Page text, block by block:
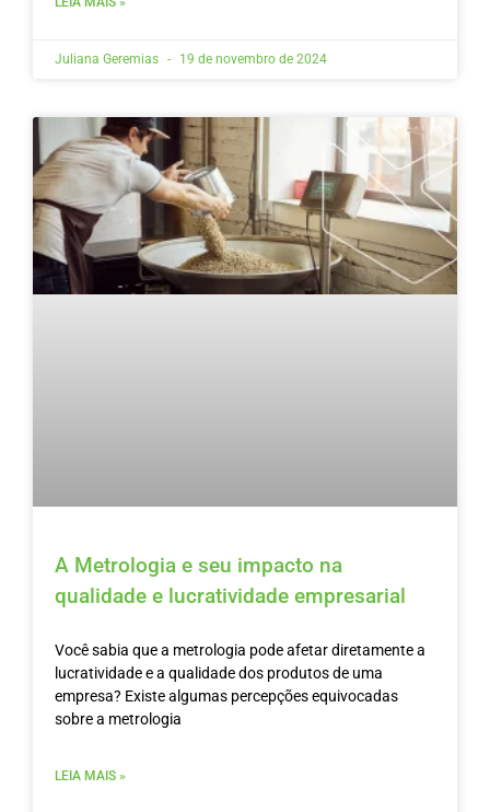
Juliana Geremias 19 de novembro de 2024
A Metrologia e seu impacto na
qualidade e lucratividade empresarial
Você sabia que a metrologia pode afetar diretamente a
lucratividade e a qualidade dos produtos de uma
empresa? Existe algumas percepções equivocadas
sobre a metrologia
LEIA MAIS »